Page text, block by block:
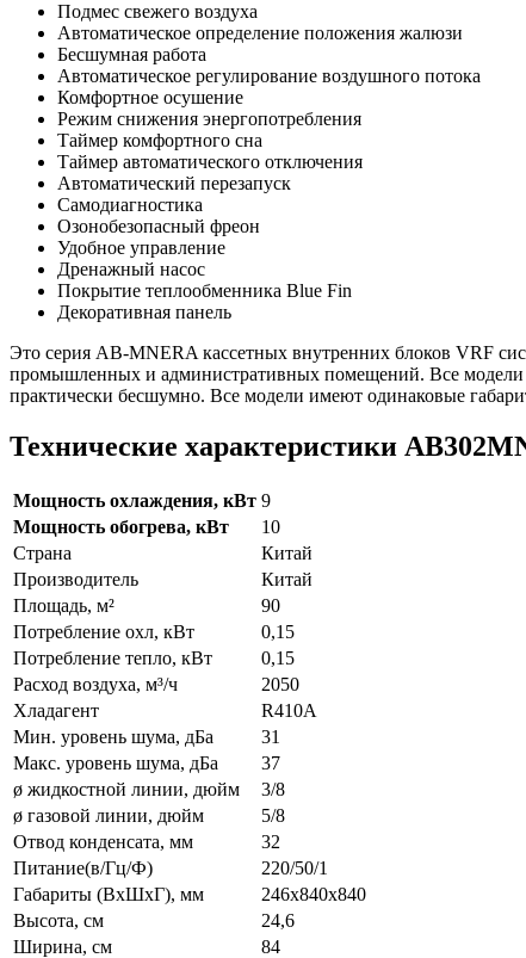
Подмес свежего воздуха
Автоматическое определение положения жалюзи
Бесшумная работа
Автоматическое регулирование воздушного потока
Комфортное осушение
Режим снижения энергопотребления
Таймер комфортного сна
Таймер автоматического отключения
Автоматический перезапуск
Самодиагностика
Озонобезопасный фреон
Удобное управление
Дренажный насос
Покрытие теплообменника Blue Fin
Декоративная панель
Это серия AB-MNERA кассетных внутренних блоков VRF
промышленных и административных помещений. Все модели
практически бесшумно. Все модели имеют одинаковые
Технические характеристики
Мощность охлаждения, кВт 9
Мощность обогрева, кВт
10
Страна
Китай
Производитель
Китай
Площадь, м²
90
Потребление охл, кВт
0,15
Потребление тепло, кВт
0,15
Расход воздуха, м³/ч
2050
Хладагент
R410A
Мин. уровень шума, дБа
31
Макс. уровень шума, дБа
37
ø жидкостной линии, дюйм
3/8
ø газовой линии, дюйм
5/8
Отвод конденсата, мм
32
Питание(в/Гц/Ф)
220/50/1
Габариты (ВxШxГ), мм
246х840х840
Высота, см
24,6
Ширина, см
84